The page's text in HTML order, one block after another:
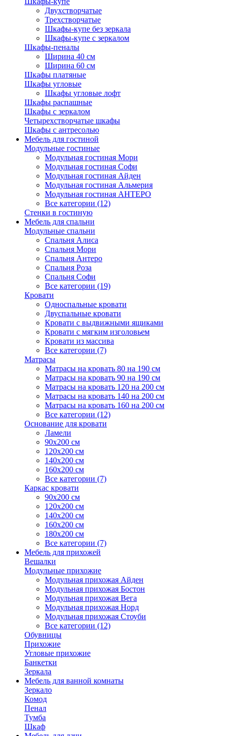
Двухстворчатые
Трехстворчатые
Шкафы-купе без зеркала
Шкафы-купе с зеркалом
Шкафы-пеналы
Ширина 40 см
Ширина 60 см
Шкафы платяные
Шкафы угловые
Шкафы угловые лофт
Шкафы распашные
Шкафы с зеркалом
Четырехстворчатые шкафы
Шкафы с антресолью
Мебель для гостиной
Модульные гостиные
Модульная гостиная Мори
Модульная гостиная Софи
Модульная гостиная Айден
Модульная гостиная Альмерия
Модульная гостиная АНТЕРО
Все категории (12)
Стенки в гостиную
Мебель для спальни
Модульные спальни
Спальня Алиса
Спальня Мори
Спальня Антеро
Спальня Роза
Спальня Софи
Все категории (19)
Кровати
Односпальные кровати
Двуспальные кровати
Кровати с выдвижными ящиками
Кровати с мягким изголовьем
Кровати из массива
Все категории (7)
Матрасы
Матрасы на кровать 80 на 190 см
Матрасы на кровать 90 на 190 см
Матрасы на кровать 120 на 200 см
Матрасы на кровать 140 на 200 см
Матрасы на кровать 160 на 200 см
Все категории (12)
Основание для кровати
Ламели
90х200 см
120х200 см
140х200 см
160х200 см
Все категории (7)
Каркас кровати
90х200 см
120х200 см
140х200 см
160х200 см
180х200 см
Все категории (7)
Мебель для прихожей
Вешалки
Модульные прихожие
Модульная прихожая Айден
Модульная прихожая Бостон
Модульная прихожая Вега
Модульная прихожая Норд
Модульная прихожая Стоуби
Все категории (12)
Обувницы
Прихожие
Угловые прихожие
Банкетки
Зеркала
Мебель для ванной комнаты
Зеркало
Комод
Пенал
Тумба
Шкаф